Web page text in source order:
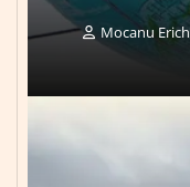
Mocanu Erich